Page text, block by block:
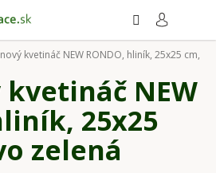
kvetináč NEW RONDO, hliník, 25x25 cm,
NEW
25x25
zelená